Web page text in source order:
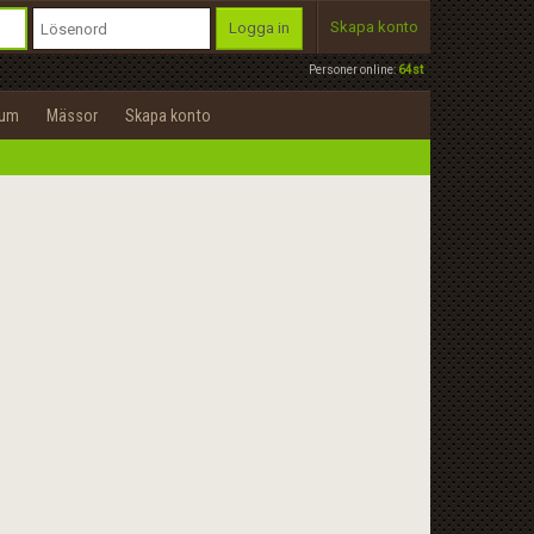
Personer online:64st
Logga in Skapa konto
Mässor Skapa konto